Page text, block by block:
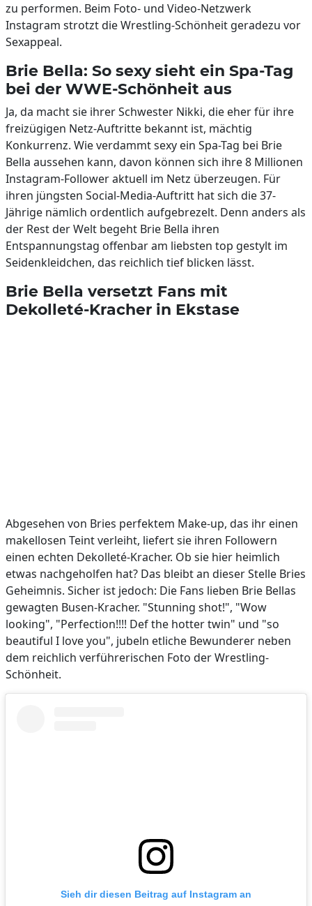
zu performen. Beim Foto- und Video-Netzwerk
Instagram strotzt die Wrestling-Schönheit geradezu vor
Sexappeal.
Brie Bella: So sexy sieht ein Spa-Tag
bei der WWE-Schönheit aus
Ja, da macht sie ihrer Schwester Nikki, die eher für ihre
freizügigen Netz-Auftritte bekannt ist, mächtig
Konkurrenz. Wie verdammt sexy ein Spa-Tag bei Brie
Bella aussehen kann, davon können sich ihre 8 Millionen
Instagram-Follower aktuell im Netz überzeugen. Für
ihren jüngsten Social-Media-Auftritt hat sich die 37-
Jährige nämlich ordentlich aufgebrezelt. Denn anders als
der Rest der Welt begeht Brie Bella ihren
Entspannungstag offenbar am liebsten top gestylt im
Seidenkleidchen, das reichlich tief blicken lässt.
Brie Bella versetzt Fans mit
Dekolleté-Kracher in Ekstase
Abgesehen von Bries perfektem Make-up, das ihr einen
makellosen Teint verleiht, liefert sie ihren Followern
einen echten Dekolleté-Kracher. Ob sie hier heimlich
etwas nachgeholfen hat? Das bleibt an dieser Stelle Bries
Geheimnis. Sicher ist jedoch: Die Fans lieben Brie Bellas
gewagten Busen-Kracher. "Stunning shot!", "Wow
looking", "Perfection!!!! Def the hotter twin" und "so
beautiful I love you", jubeln etliche Bewunderer neben
dem reichlich verführerischen Foto der Wrestling-
Schönheit.
Sieh dir diesen Beitrag auf Instagram an